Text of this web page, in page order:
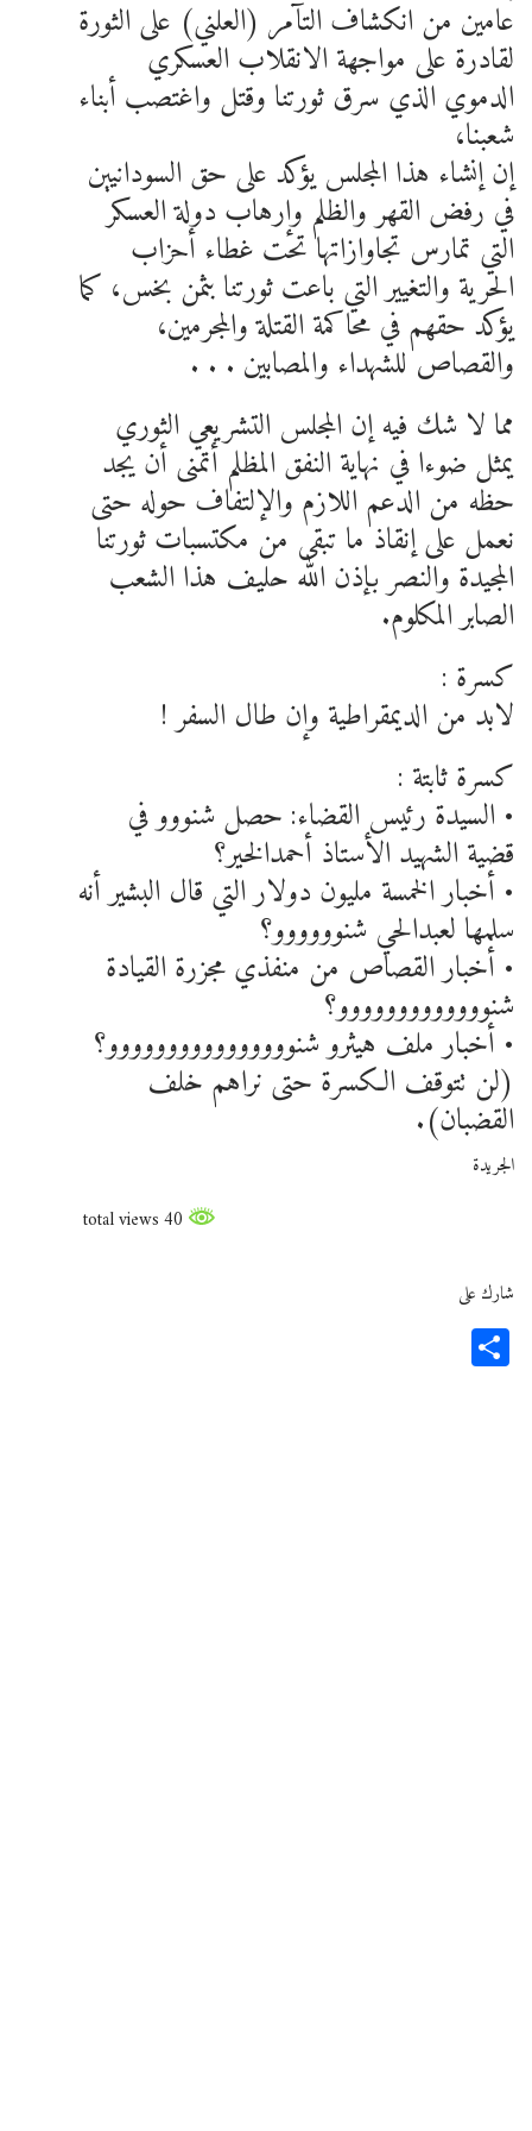
عامين من انكشاف التآمر (العلني) على الثورة
لقادرة على مواجهة الانقلاب العسكري
الدموي الذي سرق ثورتنا وقتل واغتصب أبناء
شعبنا،
إن إنشاء هذا المجلس يؤكد على حق السودانيين
في رفض القهر والظلم وإرهاب دولة العسكر
التي تمارس تجاوازاتها تحت غطاء أحزاب
الحرية والتغيير التي باعت ثورتنا بثمن بخس، كما
يؤكد حقهم في محاكمة القتلة والمجرمين،
والقصاص للشهداء والمصابين . . .
مما لا شك فيه إن المجلس التشريعي الثوري
يمثل ضوءا في نهاية النفق المظلم أتمنى أن يجد
حظه من الدعم اللازم والإلتفاف حوله حتى
نعمل على إنقاذ ما تبقى من مكتسبات ثورتنا
المجيدة والنصر بإذن الله حليف هذا الشعب
الصابر المكلوم.
كسرة :
لابد من الديمقراطية وإن طال السفر !
كسرة ثابتة :
• السيدة رئيس القضاء: حصل شنووو في
قضية الشهيد الأستاذ أحمدالخير؟
• أخبار الخمسة مليون دولار التي قال البشير أنه
سلمها لعبدالحي شنوووووو؟
• أخبار القصاص من منفذي مجزرة القيادة
شنووووووووووووو؟
• أخبار ملف هيثرو شنوووووووووووووووو؟
(لن تتوقف الكسرة حتى نراهم خلف
القضبان).
الجريدة
شارك على